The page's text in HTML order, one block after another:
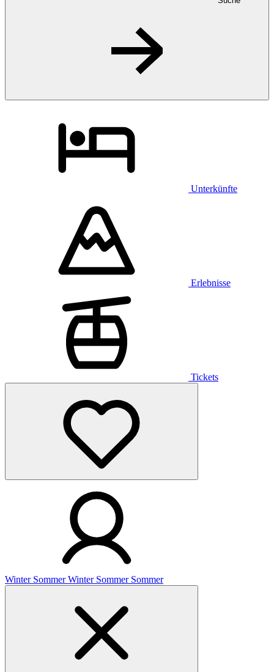
Unterkünfte
Erlebnisse
Tickets
Winter Sommer Winter Sommer Sommer